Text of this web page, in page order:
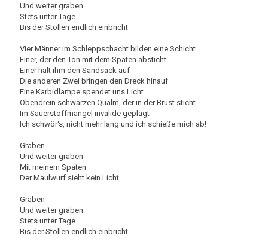
Und weiter graben
Stets unter Tage
Bis der Stollen endlich einbricht
Vier Männer im Schleppschacht bilden eine Schicht
Einer, der den Ton mit dem Spaten absticht
Einer hält ihm den Sandsack auf
Die anderen Zwei bringen den Dreck hinauf
Eine Karbidlampe spendet uns Licht
Obendrein schwarzen Qualm, der in der Brust sticht
Im Sauerstoffmangel invalide geplagt
Ich schwör‘s, nicht mehr lang und ich schieße mich ab!
Graben
Und weiter graben
Mit meinem Spaten
Der Maulwurf sieht kein Licht
Graben
Und weiter graben
Stets unter Tage
Bis der Stollen endlich einbricht